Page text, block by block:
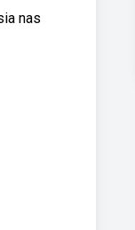
nas